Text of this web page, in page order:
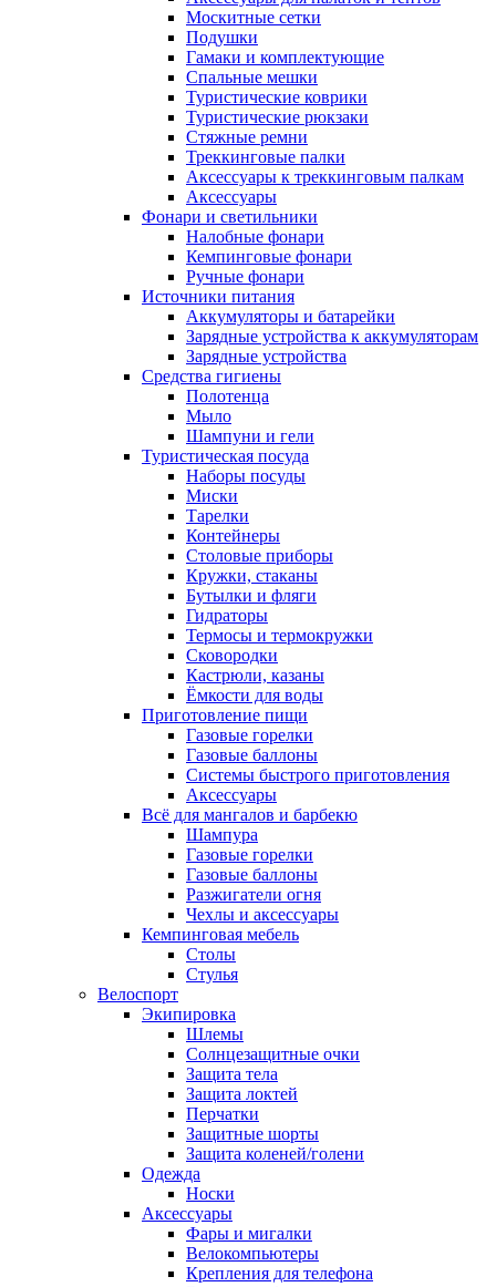
Москитные сетки
Подушки
Гамаки и комплектующие
Спальные мешки
Туристические коврики
Туристические рюкзаки
Стяжные ремни
Треккинговые палки
Аксессуары к треккинговым палкам
Аксессуары
Фонари и светильники
Налобные фонари
Кемпинговые фонари
Ручные фонари
Источники питания
Аккумуляторы и батарейки
Зарядные устройства к аккумуляторам
Зарядные устройства
Средства гигиены
Полотенца
Мыло
Шампуни и гели
Туристическая посуда
Наборы посуды
Миски
Тарелки
Контейнеры
Столовые приборы
Кружки, стаканы
Бутылки и фляги
Гидраторы
Термосы и термокружки
Сковородки
Кастрюли, казаны
Ёмкости для воды
Приготовление пищи
Газовые горелки
Газовые баллоны
Системы быстрого приготовления
Аксессуары
Всё для мангалов и барбекю
Шампура
Газовые горелки
Газовые баллоны
Разжигатели огня
Чехлы и аксессуары
Кемпинговая мебель
Столы
Стулья
Велоспорт
Экипировка
Шлемы
Солнцезащитные очки
Защита тела
Защита локтей
Перчатки
Защитные шорты
Защита коленей/голени
Одежда
Носки
Аксессуары
Фары и мигалки
Велокомпьютеры
Крепления для телефона